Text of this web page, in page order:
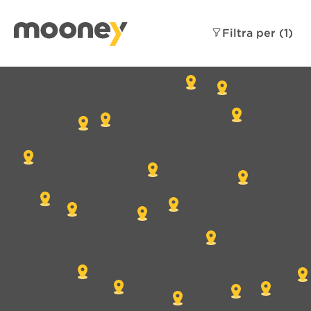
Filtra per (1)